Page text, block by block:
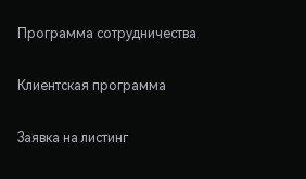
Программа сотрудничества
Клиентская программа
Заявка на листинг